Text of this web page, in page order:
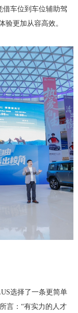
借车位到车位辅助驾
验更加从容高效。
选择了一条更简单
言：“有实力的人才